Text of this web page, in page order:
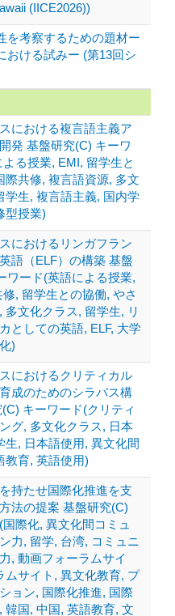
(IICE2026))
を考察するための題材ー
おける試みー (第13回シ
における複言語主義ア
発 基盤研究(C) キーワ
る授業, EMI, 留学生と
際共修, 複言語資源, 多文
学生, 複言語主義, 国内学
型授業)
におけるリンガフラン
語（ELF）の構築 基盤
ワード(英語による授業,
, 留学生との協働, やさ
多文化クラス, 留学生, リ
としての英語, ELF, 大学
)
におけるクリティカル
成のためのシラバス構
キーワード(クリティ
グ, 多文化クラス, 日本
生, 日本語使用, 異文化間
教育, 英語使用)
持たせ国際化推進を支
法の提案 基盤研究(C)
際化, 異文化間コミュ
力, 留学, 台湾, コミュニ
, 動画フォーラムサイ
ムサイト, 異文化教育, プ
ョン, 国際化推進, 国際
韓国, 中国, 英語教育, 文